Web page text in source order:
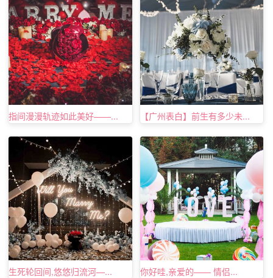
指间漫漫轨迹如此美好——... 【广州表白】前生有多少未...
生死轮回间,悠悠归流河—... 你好哇,亲爱的—— 情侣...